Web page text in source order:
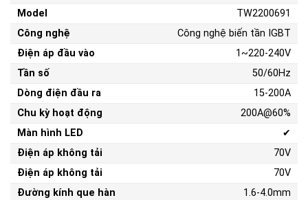
Model
TW2200691
Công nghệ
Công nghệ biến tần IGBT
Điện áp đầu vào
1~220-240V
Tần số
50/60Hz
Dòng điện đầu ra
15-200A
Chu kỳ hoạt động
200A@60%
Màn hình LED
✔
Điện áp không tải
70V
Điện áp không tải
70V
Đường kính que hàn
1.6-4.0mm